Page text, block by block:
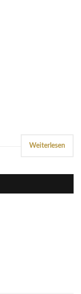
Weiterlesen